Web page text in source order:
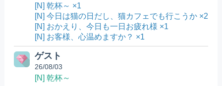
[N] 乾杯～ ×1
[N] 今日は猫の日だし、猫カフェでも行こうか ×2
[N] おかえり、今日も一日お疲れ様 ×1
[N] お客様、心温めますか？ ×1
ゲスト
26/08/03
[N] 乾杯～